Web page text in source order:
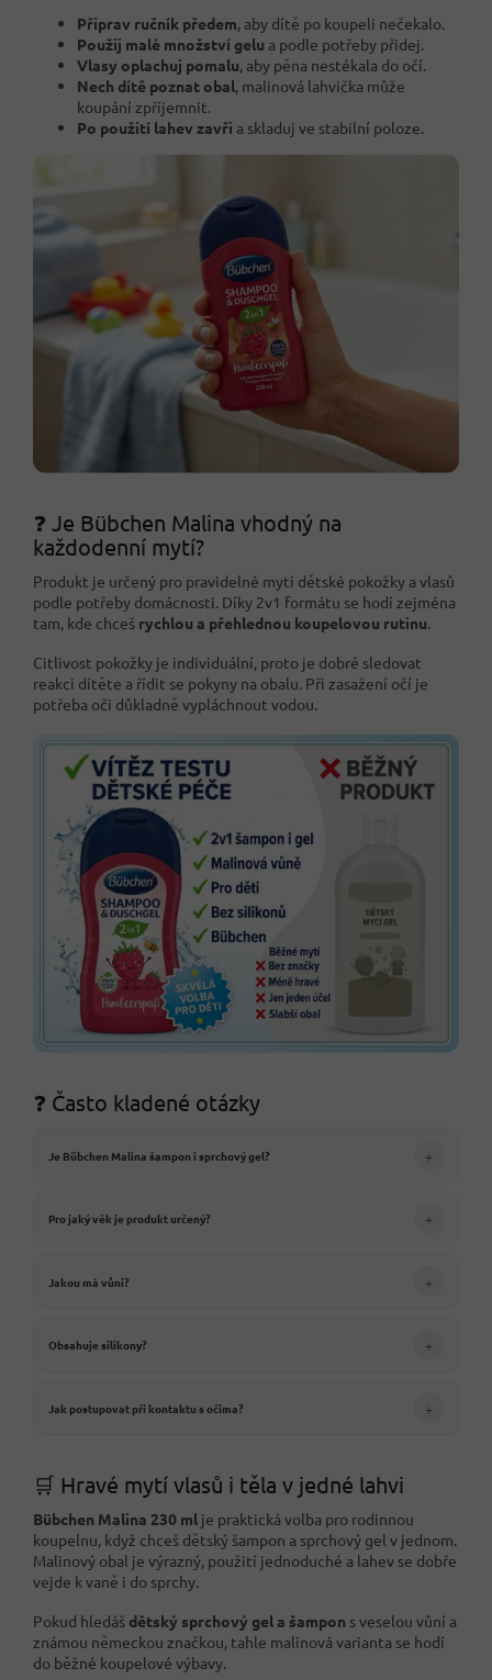
Připrav ručník předem, aby dítě po koupeli nečekalo.
Použij malé množství gelu a podle potřeby přidej.
Vlasy oplachuj pomalu, aby pěna nestékala do očí.
Nech dítě poznat obal, malinová lahvička může
koupání zpříjemnit.
Po použití lahev zavři a skladuj ve stabilní poloze.
❓ Je Bübchen Malina vhodný na
každodenní mytí?
Produkt je určený pro pravidelné mytí dětské pokožky a vlasů
podle potřeby domácnosti. Díky 2v1 formátu se hodí zejména
tam, kde chceš rychlou a přehlednou koupelovou rutinu.
Citlivost pokožky je individuální, proto je dobré sledovat
reakci dítěte a řídit se pokyny na obalu. Při zasažení očí je
potřeba oči důkladně vypláchnout vodou.
❓ Často kladené otázky
Je Bübchen Malina šampon i sprchový gel? +
Pro jaký věk je produkt určený? +
Jakou má vůni? +
Obsahuje silikony? +
Jak postupovat při kontaktu s očima? +
🛒 Hravé mytí vlasů i těla v jedné lahvi
Bübchen Malina 230 ml je praktická volba pro rodinnou
koupelnu, když chceš dětský šampon a sprchový gel v jednom.
Malinový obal je výrazný, použití jednoduché a lahev se dobře
vejde k vaně i do sprchy.
Pokud hledáš dětský sprchový gel a šampon s veselou vůní a
známou německou značkou, tahle malinová varianta se hodí
do běžné koupelové výbavy.